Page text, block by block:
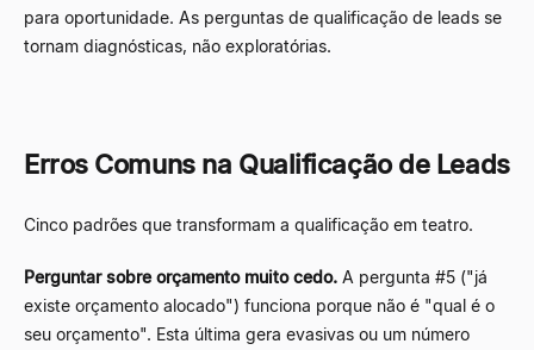
para oportunidade. As perguntas de qualificação de leads se
tornam diagnósticas, não exploratórias.
Erros Comuns na Qualificação de Leads
Cinco padrões que transformam a qualificação em teatro.
Perguntar sobre orçamento muito cedo. A pergunta #5 ("já
existe orçamento alocado") funciona porque não é "qual é o
seu orçamento". Esta última gera evasivas ou um número